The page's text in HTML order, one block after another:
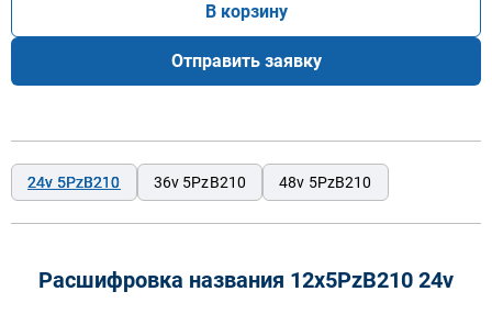
В корзину
Отправить заявку
24v 5PzB210 36v 5PzB210 48v 5PzB210
Расшифровка названия 12х5PzB210 24v